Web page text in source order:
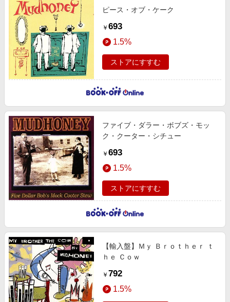
ピース・オブ・ケーク
￥ 693
1.5%
ストアにすすむ
ファイブ・ダラー・ボブズ・モッ
ク・クーター・シチュー
￥ 693
1.5%
ストアにすすむ
【輸入盤】Ｍｙ Ｂｒｏｔｈｅｒ ｔ
ｈｅ Ｃｏｗ
￥ 792
1.5%